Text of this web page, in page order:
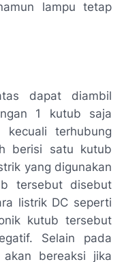
lampu tetap
dapat diambil
1 kutub saja
terhubung
berisi satu kutub
yang digunakan
tersebut disebut
listrik DC seperti
kutub tersebut
Selain pada
bereaksi jika